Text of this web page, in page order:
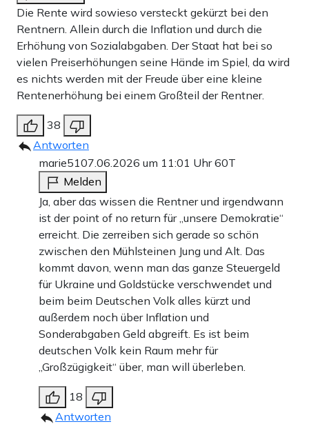
Die Rente wird sowieso versteckt gekürzt bei den
Rentnern. Allein durch die Inflation und durch die
Erhöhung von Sozialabgaben. Der Staat hat bei so
vielen Preiserhöhungen seine Hände im Spiel, da wird
es nichts werden mit der Freude über eine kleine
Rentenerhöhung bei einem Großteil der Rentner.
38
Antworten
marie5107.06.2026 um 11:01 Uhr60T
Melden
Ja, aber das wissen die Rentner und irgendwann
ist der point of no return für „unsere Demokratie“
erreicht. Die zerreiben sich gerade so schön
zwischen den Mühlsteinen Jung und Alt. Das
kommt davon, wenn man das ganze Steuergeld
für Ukraine und Goldstücke verschwendet und
beim beim Deutschen Volk alles kürzt und
außerdem noch über Inflation und
Sonderabgaben Geld abgreift. Es ist beim
deutschen Volk kein Raum mehr für
„Großzügigkeit“ über, man will überleben.
18
Antworten